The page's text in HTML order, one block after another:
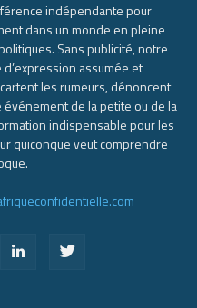
indépendante pour
dans un monde en pleine
Sans publicité, notre
assumée et
les rumeurs, dénoncent
de la petite ou de la
indispensable pour les
quiconque veut comprendre